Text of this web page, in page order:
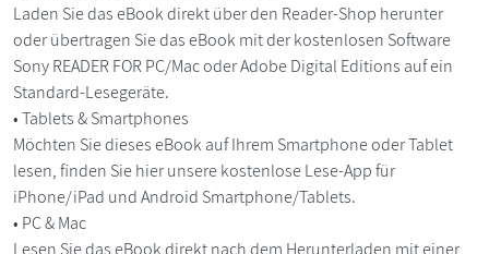
Laden Sie das eBook direkt über den Reader-Shop herunter
oder übertragen Sie das eBook mit der kostenlosen Software
Sony READER FOR PC/Mac oder Adobe Digital Editions auf ein
Standard-Lesegeräte.
• Tablets & Smartphones
Möchten Sie dieses eBook auf Ihrem Smartphone oder Tablet
lesen, finden Sie hier unsere kostenlose Lese-App für
iPhone/iPad und Android Smartphone/Tablets.
• PC & Mac
Lesen Sie das eBook direkt nach dem Herunterladen mit einer